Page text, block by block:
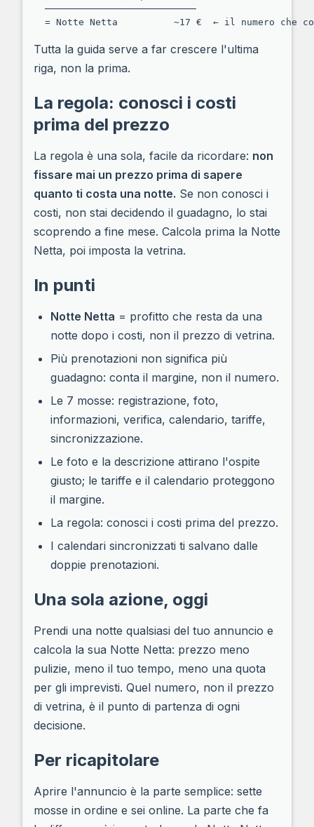
  ───────────────────────────
Tutta la guida serve a far crescere l'ultima
riga, non la prima.
La regola: conosci i costi
prima del prezzo
La regola è una sola, facile da ricordare: non
fissare mai un prezzo prima di sapere
quanto ti costa una notte. Se non conosci i
costi, non stai decidendo il guadagno, lo stai
scoprendo a fine mese. Calcola prima la Notte
Netta, poi imposta la vetrina.
In punti
Notte Netta = profitto che resta da una
notte dopo i costi, non il prezzo di vetrina.
Più prenotazioni non significa più
guadagno: conta il margine, non il numero.
Le 7 mosse: registrazione, foto,
informazioni, verifica, calendario, tariffe,
sincronizzazione.
Le foto e la descrizione attirano l'ospite
giusto; le tariffe e il calendario proteggono
il margine.
La regola: conosci i costi prima del prezzo.
I calendari sincronizzati ti salvano dalle
doppie prenotazioni.
Una sola azione, oggi
Prendi una notte qualsiasi del tuo annuncio e
calcola la sua Notte Netta: prezzo meno
pulizie, meno il tuo tempo, meno una quota
per gli imprevisti. Quel numero, non il prezzo
di vetrina, è il punto di partenza di ogni
decisione.
Per ricapitolare
Aprire l'annuncio è la parte semplice: sette
mosse in ordine e sei online. La parte che fa